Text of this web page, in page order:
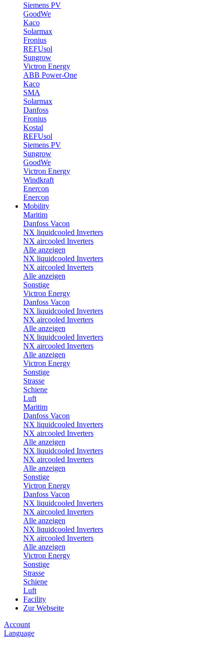
Siemens PV
GoodWe
Kaco
Solarmax
Fronius
REFUsol
Sungrow
Victron Energy
ABB Power-One
Kaco
SMA
Solarmax
Danfoss
Fronius
Kostal
REFUsol
Siemens PV
Sungrow
GoodWe
Victron Energy
Windkraft
Enercon
Enercon
Mobility
Maritim
Danfoss Vacon
NX liquidcooled Inverters
NX aircooled Inverters
Alle anzeigen
NX liquidcooled Inverters
NX aircooled Inverters
Alle anzeigen
Sonstige
Victron Energy
Danfoss Vacon
NX liquidcooled Inverters
NX aircooled Inverters
Alle anzeigen
NX liquidcooled Inverters
NX aircooled Inverters
Alle anzeigen
Victron Energy
Sonstige
Strasse
Schiene
Luft
Maritim
Danfoss Vacon
NX liquidcooled Inverters
NX aircooled Inverters
Alle anzeigen
NX liquidcooled Inverters
NX aircooled Inverters
Alle anzeigen
Sonstige
Victron Energy
Danfoss Vacon
NX liquidcooled Inverters
NX aircooled Inverters
Alle anzeigen
NX liquidcooled Inverters
NX aircooled Inverters
Alle anzeigen
Victron Energy
Sonstige
Strasse
Schiene
Luft
Facility
Zur Webseite
Account
Language